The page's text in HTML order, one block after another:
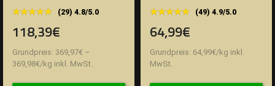
★★★★★
★★★★★ (29) 4.8/5.0
118,39€
Grundpreis: 369,97€ –
369,98€/kg inkl. MwSt.
★★★★★
★★★★★ (49) 4.9/5.0
64,99€
Grundpreis: 64,99€/kg inkl.
MwSt.